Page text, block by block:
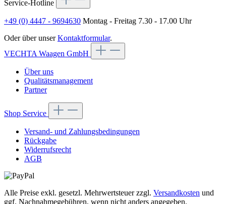
Service-Hotline
+49 (0) 4447 - 9694630 Montag - Freitag 7.30 - 17.00 Uhr
Oder über unserKontaktformular.
VECHTA Waagen GmbH
Über uns
Qualitätsmanagement
Partner
Shop Service
Versand- und Zahlungsbedingungen
Rückgabe
Widerrufsrecht
AGB
Alle Preise exkl. gesetzl. Mehrwertsteuer zzgl. Versandkosten und
ggf. Nachnahmegebühren, wenn nicht anders angegeben.